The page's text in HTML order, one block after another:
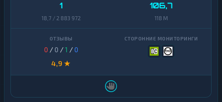
1
18,7 / 2 883 972
106,7
118 M
0 / 0 /1 /0
4,9 ★